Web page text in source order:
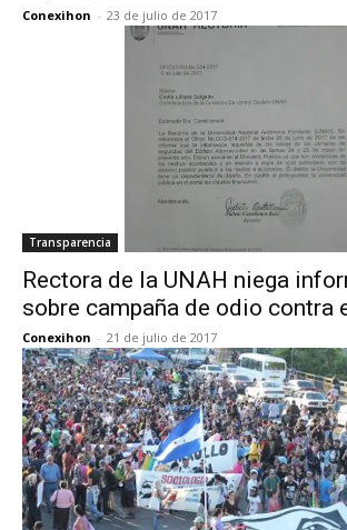
Conexihon - 23 de julio de 2017
Transparencia
Rectora de la UNAH niega
sobre campaña de odio contra
Conexihon - 21 de julio de 2017